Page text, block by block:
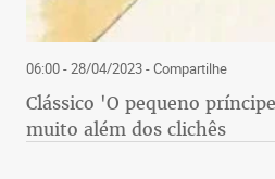
06:00 - 28/04/2023- Compartilhe
Clássico 'O pequeno
muito além dos clichês